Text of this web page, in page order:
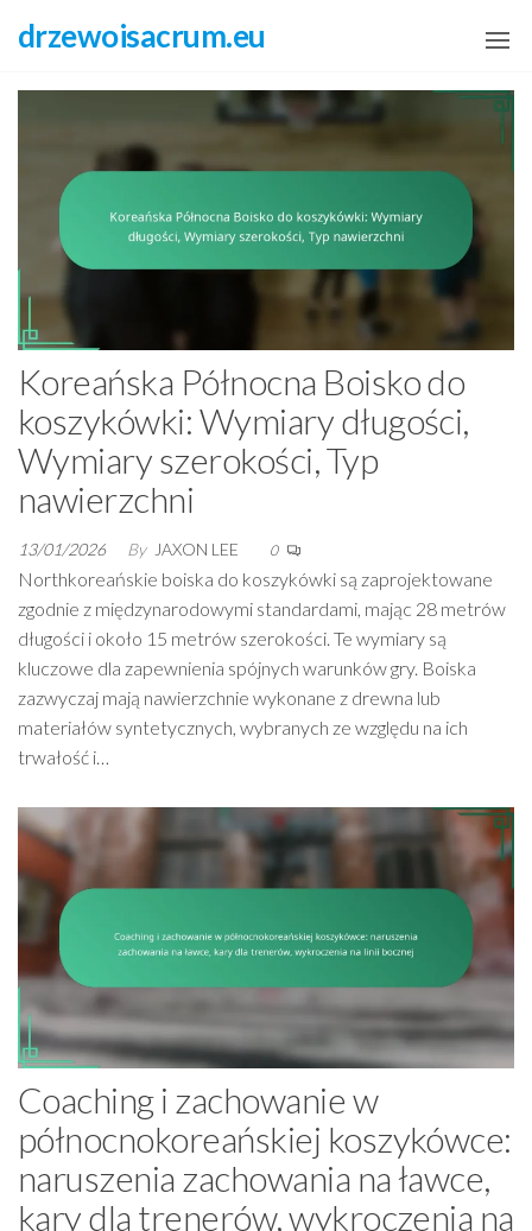
drzewoisacrum.eu
Koreańska Północna Boisko do
koszykówki: Wymiary długości,
Wymiary szerokości, Typ
nawierzchni
13/01/2026 By JAXON LEE 0
Northkoreańskie boiska do koszykówki są zaprojektowane
zgodnie z międzynarodowymi standardami, mając 28 metrów
długości i około 15 metrów szerokości. Te wymiary są
kluczowe dla zapewnienia spójnych warunków gry. Boiska
zazwyczaj mają nawierzchnie wykonane z drewna lub
materiałów syntetycznych, wybranych ze względu na ich
trwałość i…
Coaching i zachowanie w
północnokoreańskiej koszykówce:
naruszenia zachowania na ławce,
kary dla trenerów, wykroczenia na